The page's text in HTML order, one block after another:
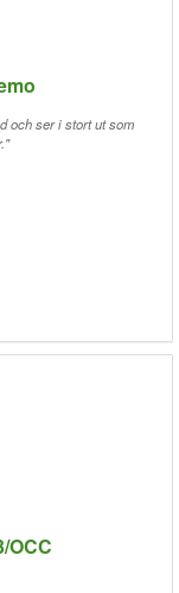
och ser i stort ut som
OCC